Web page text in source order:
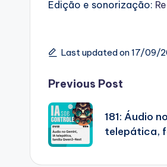
Edição e sonorização:
Last updated on 17/09/
Post
navigation
Previous Post
181: Áudio
telepática,